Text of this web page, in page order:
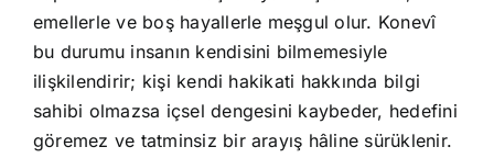
emellerle ve boş hayallerle meşgul olur. Konevî
bu durumu insanın kendisini bilmemesiyle
ilişkilendirir; kişi kendi hakikati hakkında bilgi
sahibi olmazsa içsel dengesini kaybeder, hedefini
göremez ve tatminsiz bir arayış hâline sürüklenir.